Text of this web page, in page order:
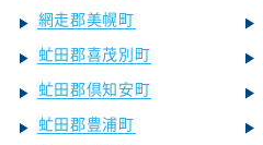
網走郡美幌町
虻田郡喜茂別町
虻田郡倶知安町
虻田郡豊浦町